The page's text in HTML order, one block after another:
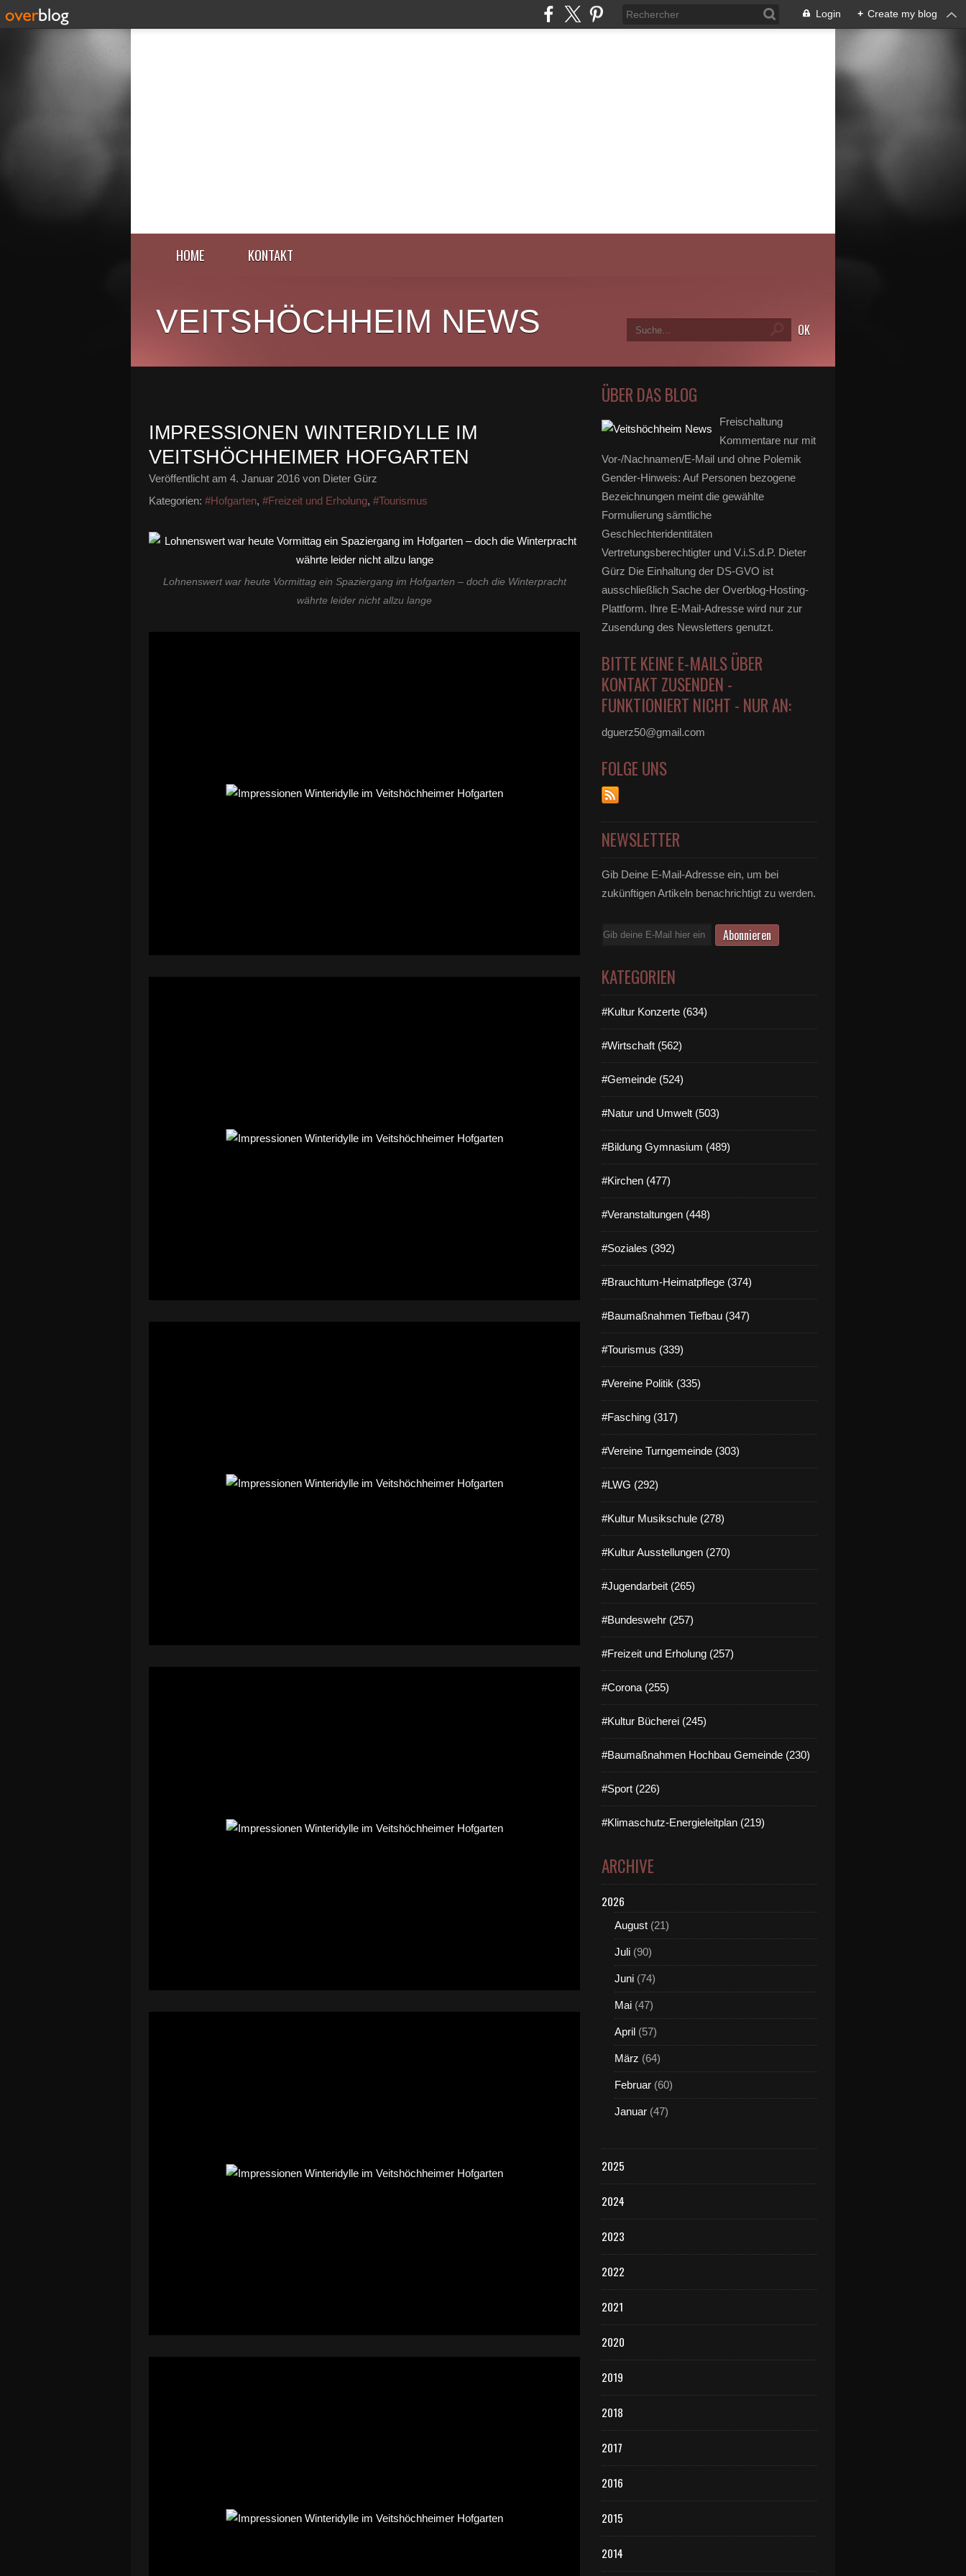
Login + Create my blog
HOME KONTAKT
VEITSHÖCHHEIM NEWS
IMPRESSIONEN WINTERIDYLLE IM
VEITSHÖCHHEIMER HOFGARTEN
Veröffentlicht am 4. Januar 2016 von Dieter Gürz
Kategorien: #Hofgarten, #Freizeit und Erholung, #Tourismus
Lohnenswert war heute Vormittag ein Spaziergang im Hofgarten – doch die Winterpracht
währte leider nicht allzu lange
ÜBER DAS BLOG
Freischaltung
Kommentare nur mit
Vor-/Nachnamen/E-Mail und ohne Polemik
Gender-Hinweis: Auf Personen bezogene
Bezeichnungen meint die gewählte
Formulierung sämtliche
Geschlechteridentitäten
Vertretungsberechtigter und V.i.S.d.P. Dieter
Gürz Die Einhaltung der DS-GVO ist
ausschließlich Sache der Overblog-Hosting-
Plattform. Ihre E-Mail-Adresse wird nur zur
Zusendung des Newsletters genutzt.
BITTE KEINE E-MAILS ÜBER
KONTAKT ZUSENDEN -
FUNKTIONIERT NICHT - NUR AN:
dguerz50@gmail.com
FOLGE UNS
NEWSLETTER
Gib Deine E-Mail-Adresse ein, um bei
zukünftigen Artikeln benachrichtigt zu werden.
E-
KATEGORIEN
#Kultur Konzerte (634)
#Wirtschaft (562)
#Gemeinde (524)
#Natur und Umwelt (503)
#Bildung Gymnasium (489)
#Kirchen (477)
#Veranstaltungen (448)
#Soziales (392)
#Brauchtum-Heimatpflege (374)
#Baumaßnahmen Tiefbau (347)
#Tourismus (339)
#Vereine Politik (335)
#Fasching (317)
#Vereine Turngemeinde (303)
#LWG (292)
#Kultur Musikschule (278)
#Kultur Ausstellungen (270)
#Jugendarbeit (265)
#Bundeswehr (257)
#Freizeit und Erholung (257)
#Corona (255)
#Kultur Bücherei (245)
#Baumaßnahmen Hochbau Gemeinde (230)
#Sport (226)
#Klimaschutz-Energieleitplan (219)
ARCHIVE
2026
August (21)
Juli (90)
Juni (74)
Mai (47)
April (57)
März (64)
Februar (60)
Januar (47)
2025
2024
2023
2022
2021
2020
2019
2018
2017
2016
2015
2014